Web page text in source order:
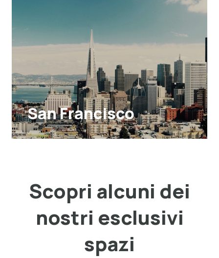
San Francisco
Scopri alcuni dei
nostri esclusivi
spazi